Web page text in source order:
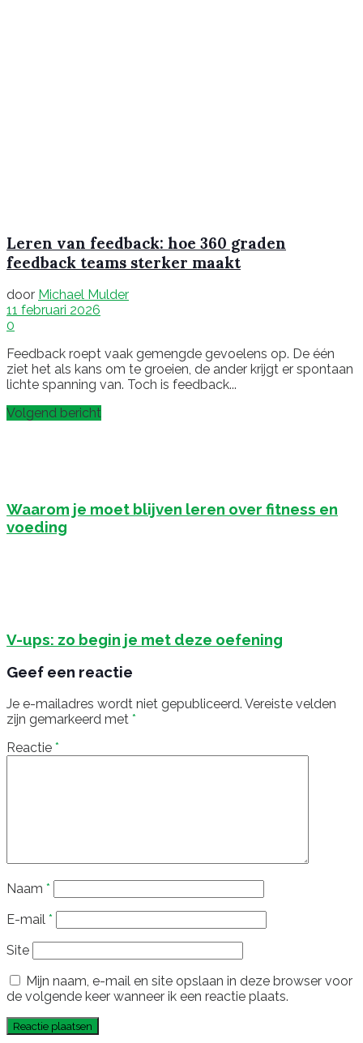
Leren van feedback: hoe 360 graden
feedback teams sterker maakt
door Michael Mulder
11 februari 2026
0
Feedback roept vaak gemengde gevoelens op. De één
ziet het als kans om te groeien, de ander krijgt er spontaan
lichte spanning van. Toch is feedback...
Volgend bericht
Waarom je moet blijven leren over fitness en
voeding
V-ups: zo begin je met deze oefening
Geef een reactie
Je e-mailadres wordt niet gepubliceerd. Vereiste velden
zijn gemarkeerd met *
Reactie *
Naam *
E-mail *
Site
Mijn naam, e-mail en site opslaan in deze browser voor
de volgende keer wanneer ik een reactie plaats.